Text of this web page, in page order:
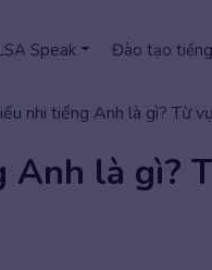
Speak Đào tạo
nhi tiếng Anh là gì? Từ
Anh là gì?